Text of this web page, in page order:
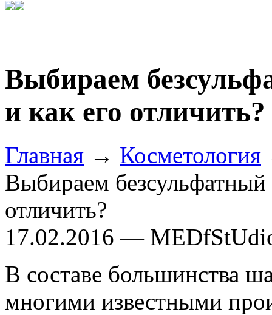
Выбираем
и как его отличить?
Главная → Косметология
Выбираем
отличить?
17.02.2016 —
В составе большинства
многими известными